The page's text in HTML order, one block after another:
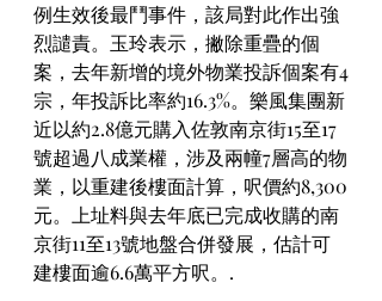
例生效後最鬥事件，該局對此作出強
烈譴責。玉玲表示，撇除重疊的個
案，去年新增的境外物業投訴個案有4
宗，年投訴比率約16.3%。樂風集團新
近以約2.8億元購入佐敦南京街15至17
號超過八成業權，涉及兩幢7層高的物
業，以重建後樓面計算，呎價約8,300
元。上址料與去年底已完成收購的南
京街11至13號地盤合併發展，估計可
建樓面逾6.6萬平方呎。.